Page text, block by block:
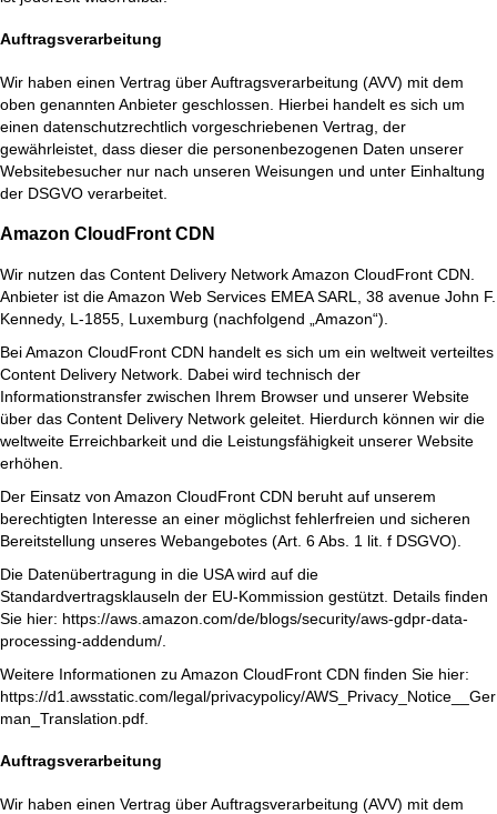
Auftragsverarbeitung
Wir haben einen Vertrag über Auftragsverarbeitung (AVV) mit dem
oben genannten Anbieter geschlossen. Hierbei handelt es sich um
einen datenschutzrechtlich vorgeschriebenen Vertrag, der
gewährleistet, dass dieser die personenbezogenen Daten unserer
Websitebesucher nur nach unseren Weisungen und unter Einhaltung
der DSGVO verarbeitet.
Amazon CloudFront CDN
Wir nutzen das Content Delivery Network Amazon CloudFront CDN.
Anbieter ist die Amazon Web Services EMEA SARL, 38 avenue John F.
Kennedy, L-1855, Luxemburg (nachfolgend „Amazon“).
Bei Amazon CloudFront CDN handelt es sich um ein weltweit verteiltes
Content Delivery Network. Dabei wird technisch der
Informationstransfer zwischen Ihrem Browser und unserer Website
über das Content Delivery Network geleitet. Hierdurch können wir die
weltweite Erreichbarkeit und die Leistungsfähigkeit unserer Website
erhöhen.
Der Einsatz von Amazon CloudFront CDN beruht auf unserem
berechtigten Interesse an einer möglichst fehlerfreien und sicheren
Bereitstellung unseres Webangebotes (Art. 6 Abs. 1 lit. f DSGVO).
Die Datenübertragung in die USA wird auf die
Standardvertragsklauseln der EU-Kommission gestützt. Details finden
Sie hier: https://aws.amazon.com/de/blogs/security/aws-gdpr-data-
processing-addendum/
Weitere Informationen zu Amazon CloudFront CDN finden Sie hier:
https://d1.awsstatic.com/legal/privacypolicy/AWS_Privacy_Notice__Ger
man_Translation.pdf
Auftragsverarbeitung
Wir haben einen Vertrag über Auftragsverarbeitung (AVV) mit dem